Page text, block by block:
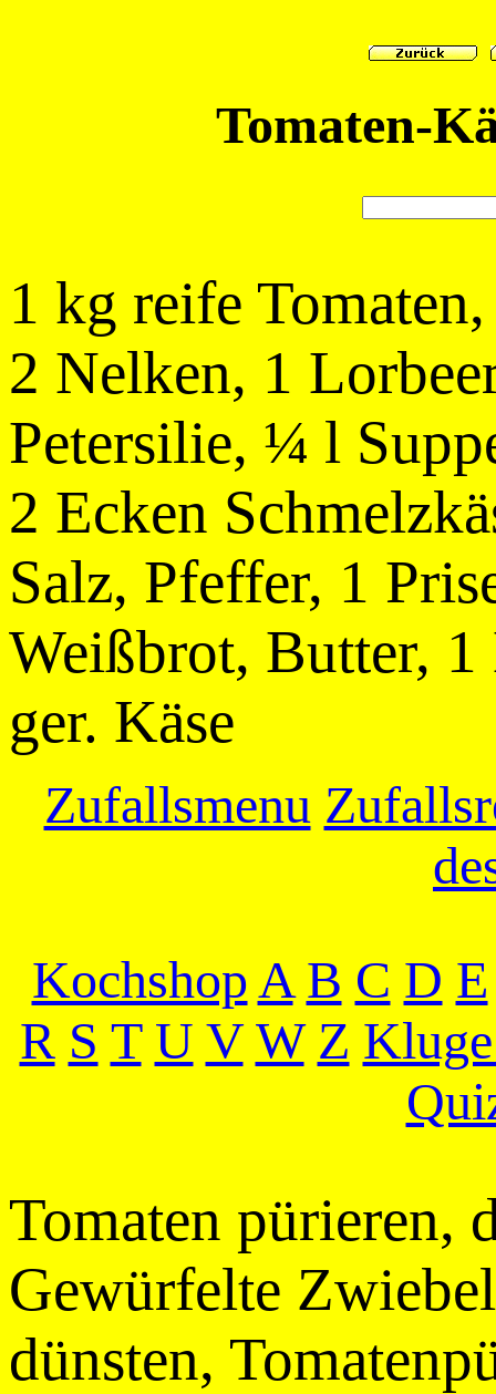
Tomaten-
1 kg reife
2 Nelken, 1
Petersilie, ¼ l
2 Ecken
Salz, Pfeffer, 1
Weißbrot, Butter,
ger. Käse
Zufallsmenu
KochshopA B C D E
R S T U V W Z
Tomaten pürieren,
Gewürfelte
dünsten,